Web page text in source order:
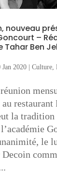
nouveau
–
Tahar Ben
Jan 2020| Culture,
restaurant
la tradition
le